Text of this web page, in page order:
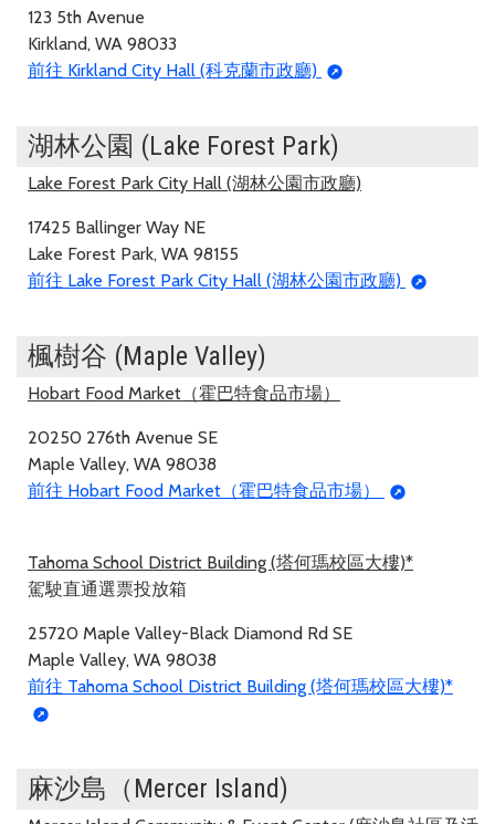
123 5th Avenue
Kirkland, WA 98033
前往 Kirkland City Hall (科克蘭市政廳)
湖林公園 (Lake Forest Park)
Lake Forest Park City Hall (湖林公園市政廳)
17425 Ballinger Way NE
Lake Forest Park, WA 98155
前往 Lake Forest Park City Hall (湖林公園市政廳)
楓樹谷 (Maple Valley)
Hobart Food Market（霍巴特食品市場）
20250 276th Avenue SE
Maple Valley, WA 98038
前往 Hobart Food Market（霍巴特食品市場）
Tahoma School District Building (塔何瑪校區大樓)*
駕駛直通選票投放箱
25720 Maple Valley-Black Diamond Rd SE
Maple Valley, WA 98038
前往 Tahoma School District Building (塔何瑪校區大樓)*
麻沙島（Mercer Island)